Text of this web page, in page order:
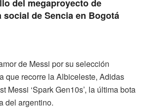
del megaproyecto de
de Sencia en Bogotá
de Messi por su selección
que recorre la Albiceleste, Adidas
Messi ‘Spark Gen10s’, la última bota
del argentino.